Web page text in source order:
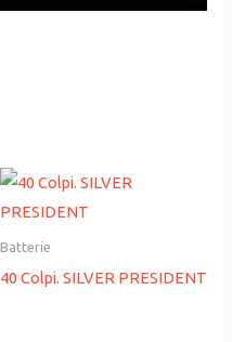
Batterie
40 Colpi. SILVER PRESIDENT